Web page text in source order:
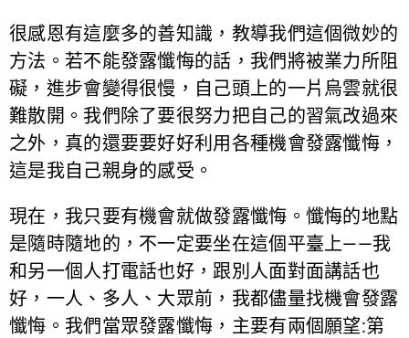
很感恩有這麼多的善知識，教導我們這個微妙的
方法。若不能發露懺悔的話，我們將被業力所阻
礙，進步會變得很慢，自己頭上的一片烏雲就很
難散開。我們除了要很努力把自己的習氣改過來
之外，真的還要要好好利用各種機會發露懺悔，
這是我自己親身的感受。
現在，我只要有機會就做發露懺悔。懺悔的地點
是隨時隨地的，不一定要坐在這個平臺上——我
和另一個人打電話也好，跟別人面對面講話也
好，一人、多人、大眾前，我都儘量找機會發露
懺悔。我們當眾發露懺悔，主要有兩個願望:第